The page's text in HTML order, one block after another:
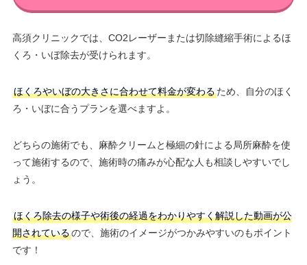
高須クリニックでは、CO2レーザーまたは切除縫縮手術によるほ
くろ・いぼ除去が受けられます。
ほくろやいぼの大きさに合わせて料金が変わるため、自分のほく
ろ・いぼに合うプランを選べますよ。
どちらの施術でも、麻酔クリームと極細の針による局所麻酔を使
って施術するので、施術時の痛みが心配な人も相談しやすいでし
ょう。
ほくろ除去の様子や術後の経過をわかりやすく解説した動画が公
開されているので、施術のイメージがつかみやすいのもポイント
です！